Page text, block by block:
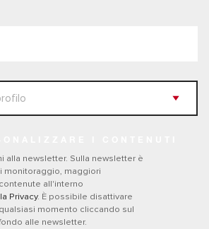
alla newsletter. Sulla newsletter è
monitoraggio, maggiori
all'interno
Privacy. È possibile disattivare
momento cliccando sul
alle newsletter.